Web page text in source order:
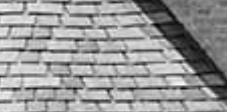
SILVER
WEEK
9月限定フェア
秋の洋館で前撮りの景色を想像する一日
【AUTUMN GRAND フェスタ】
CHANELコスメプレゼント